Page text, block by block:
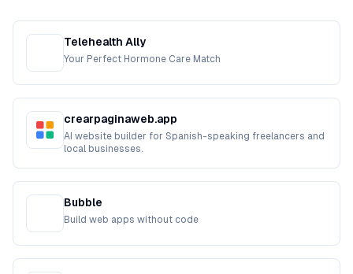
Telehealth Ally
Your Perfect Hormone Care Match
crearpaginaweb.app
AI website builder for Spanish-speaking freelancers and
local businesses.
Bubble
Build web apps without code